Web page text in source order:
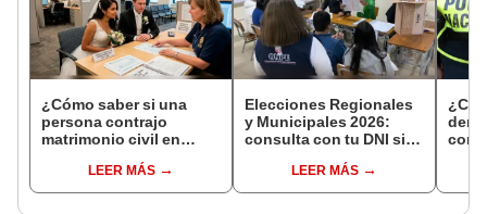
¿Cómo saber si una
persona contrajo
matrimonio civil en
LEER MÁS
Elecciones Regionales
y Municipales 2026:
consulta con tu DNI si
de mesa para este 4 de
octubre en el link oficial
LEER MÁS
con